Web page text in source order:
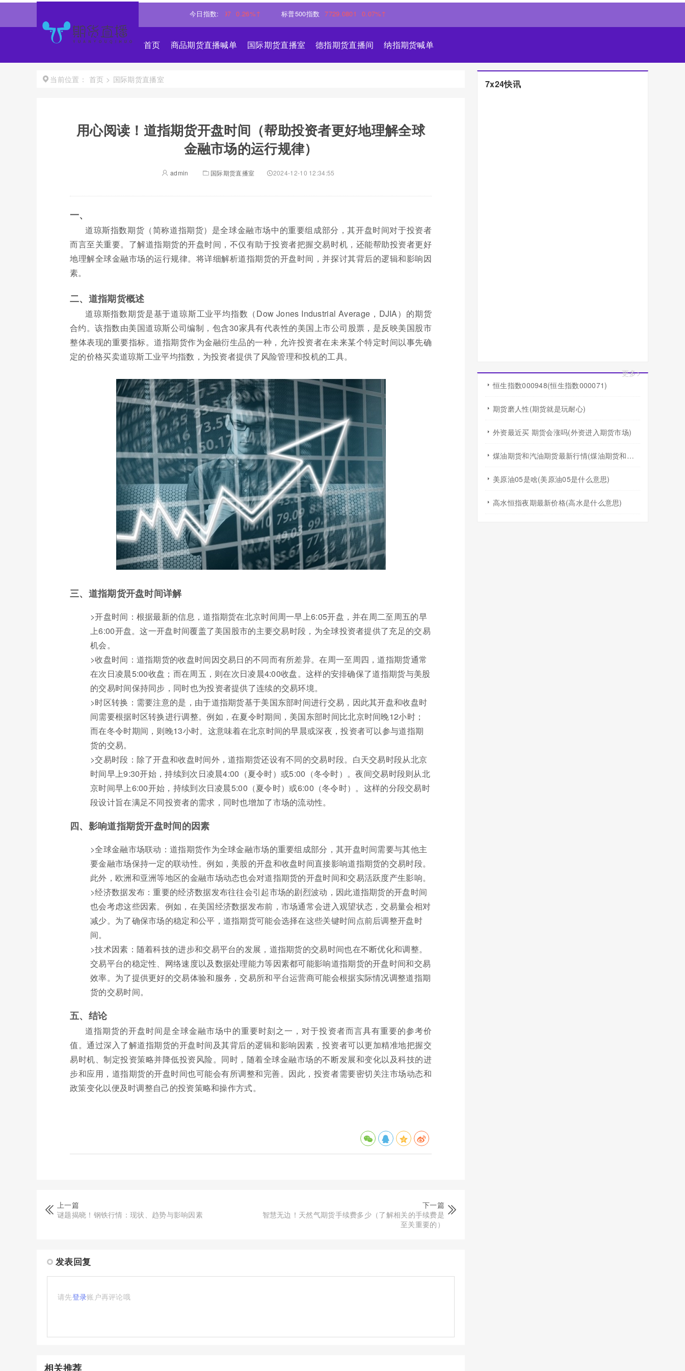
今日指数:
26430.8997 0.26%↑ 标普500指数 7729.0801 0.07%↑
首页 商品期货直播喊单 国际期货直播室 德指期货直播间 纳指期货喊单
当前位置： 首页 > 国际期货直播室
用心阅读！道指期货开盘时间（帮助投资者更好地理解全球
金融市场的运行规律）
admin 国际期货直播室 2024-12-10 12:34:55
一、
道琼斯指数期货（简称道指期货）是全球金融市场中的重要组成部分，其开盘时间对于投资者
而言至关重要。了解道指期货的开盘时间，不仅有助于投资者把握交易时机，还能帮助投资者更好
地理解全球金融市场的运行规律。将详细解析道指期货的开盘时间，并探讨其背后的逻辑和影响因
素。
二、道指期货概述
道琼斯指数期货是基于道琼斯工业平均指数（Dow Jones Industrial Average，DJIA）的期货
合约。该指数由美国道琼斯公司编制，包含30家具有代表性的美国上市公司股票，是反映美国股市
整体表现的重要指标。道指期货作为金融衍生品的一种，允许投资者在未来某个特定时间以事先确
定的价格买卖道琼斯工业平均指数，为投资者提供了风险管理和投机的工具。
三、道指期货开盘时间详解
>开盘时间：根据最新的信息，道指期货在北京时间周一早上6:05开盘，并在周二至周五的早
上6:00开盘。这一开盘时间覆盖了美国股市的主要交易时段，为全球投资者提供了充足的交易
机会。
>收盘时间：道指期货的收盘时间因交易日的不同而有所差异。在周一至周四，道指期货通常
在次日凌晨5:00收盘；而在周五，则在次日凌晨4:00收盘。这样的安排确保了道指期货与美股
的交易时间保持同步，同时也为投资者提供了连续的交易环境。
>时区转换：需要注意的是，由于道指期货基于美国东部时间进行交易，因此其开盘和收盘时
间需要根据时区转换进行调整。例如，在夏令时期间，美国东部时间比北京时间晚12小时；
而在冬令时期间，则晚13小时。这意味着在北京时间的早晨或深夜，投资者可以参与道指期
货的交易。
>交易时段：除了开盘和收盘时间外，道指期货还设有不同的交易时段。白天交易时段从北京
时间早上9:30开始，持续到次日凌晨4:00（夏令时）或5:00（冬令时）。夜间交易时段则从北
京时间早上6:00开始，持续到次日凌晨5:00（夏令时）或6:00（冬令时）。这样的分段交易时
段设计旨在满足不同投资者的需求，同时也增加了市场的流动性。
四、影响道指期货开盘时间的因素
>全球金融市场联动：道指期货作为全球金融市场的重要组成部分，其开盘时间需要与其他主
要金融市场保持一定的联动性。例如，美股的开盘和收盘时间直接影响道指期货的交易时段。
此外，欧洲和亚洲等地区的金融市场动态也会对道指期货的开盘时间和交易活跃度产生影响。
>经济数据发布：重要的经济数据发布往往会引起市场的剧烈波动，因此道指期货的开盘时间
也会考虑这些因素。例如，在美国经济数据发布前，市场通常会进入观望状态，交易量会相对
减少。为了确保市场的稳定和公平，道指期货可能会选择在这些关键时间点前后调整开盘时
间。
>技术因素：随着科技的进步和交易平台的发展，道指期货的交易时间也在不断优化和调整。
交易平台的稳定性、网络速度以及数据处理能力等因素都可能影响道指期货的开盘时间和交易
效率。为了提供更好的交易体验和服务，交易所和平台运营商可能会根据实际情况调整道指期
货的交易时间。
五、结论
道指期货的开盘时间是全球金融市场中的重要时刻之一，对于投资者而言具有重要的参考价
值。通过深入了解道指期货的开盘时间及其背后的逻辑和影响因素，投资者可以更加精准地把握交
易时机、制定投资策略并降低投资风险。同时，随着全球金融市场的不断发展和变化以及科技的进
步和应用，道指期货的开盘时间也可能会有所调整和完善。因此，投资者需要密切关注市场动态和
政策变化以便及时调整自己的投资策略和操作方式。
上一篇
谜题揭晓！钢铁行情：现状、趋势与影响因素
下一篇
智慧无边！天然气期货手续费多少（了解相关的手续费是
至关重要的）
发表回复
请先登录账户再评论哦
相关推荐
7x24快讯
更多>
恒生指数000948(恒生指数000071)
期货磨人性(期货就是玩耐心)
外资最近买 期货会涨吗(外资进入期货市场)
煤油期货和汽油期货最新行情(煤油期货和汽油期货最新行情走势)
美原油05是啥(美原油05是什么意思)
高水恒指夜期最新价格(高水是什么意思)